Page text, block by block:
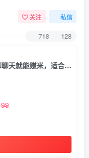
关注 私信
718 128
全新聊天搬砖玩法，单号日入上百，聊聊天就能赚米，适合工作室，多开多得。
99